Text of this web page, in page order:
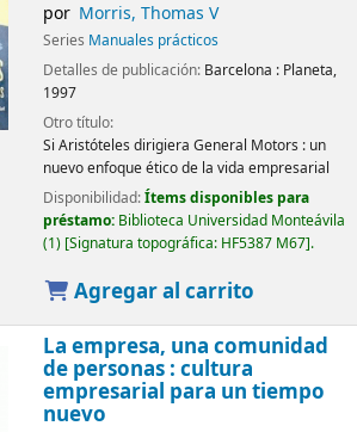
por Morris, Thomas V
Series Manuales prácticos
Detalles de publicación: Barcelona : Planeta,
1997
Otro título:
Si Aristóteles dirigiera General Motors : un
nuevo enfoque ético de la vida empresarial
Disponibilidad:Ítems disponibles para
préstamo: Biblioteca Universidad Monteávila
(1) Signatura topográfica: HF5387 M67 .
Agregar al carrito
La empresa, una comunidad
de personas : cultura
empresarial para un tiempo
nuevo